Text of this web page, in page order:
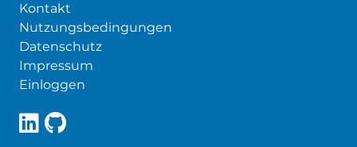
Kontakt
Nutzungsbedingungen
Datenschutz
Impressum
Einloggen